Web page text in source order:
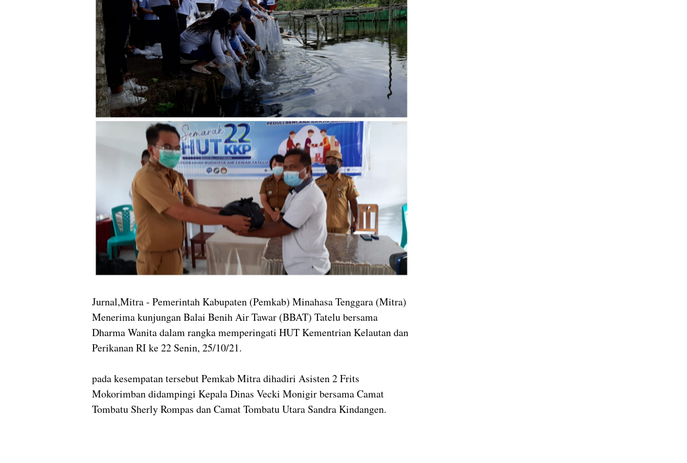
Jurnal,Mitra - Pemerintah Kabupaten (Pemkab) Minahasa Tenggara (Mitra)
Menerima kunjungan Balai Benih Air Tawar (BBAT) Tatelu bersama
Dharma Wanita dalam rangka memperingati HUT Kementrian Kelautan dan
Perikanan RI ke 22 Senin, 25/10/21.
pada kesempatan tersebut Pemkab Mitra dihadiri Asisten 2 Frits
Mokorimban didampingi Kepala Dinas Vecki Monigir bersama Camat
Tombatu Sherly Rompas dan Camat Tombatu Utara Sandra Kindangen.